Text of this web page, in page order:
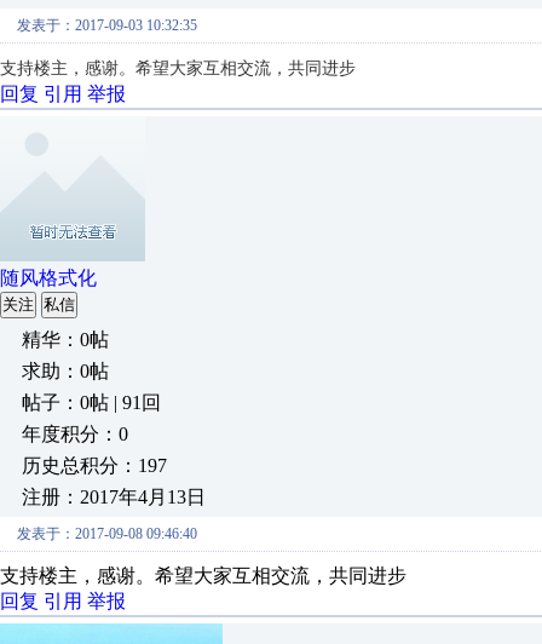
发表于：2017-09-03 10:32:35
支持楼主，感谢。希望大家互相交流，共同进步
回复 引用 举报
随风格式化
关注 私信
精华：0帖
求助：0帖
帖子：0帖 | 91回
年度积分：0
历史总积分：197
注册：2017年4月13日
发表于：2017-09-08 09:46:40
支持楼主，感谢。希望大家互相交流，共同进步
回复 引用 举报